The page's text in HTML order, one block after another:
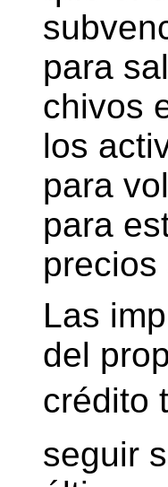
para
chivos
los
para
para
precios
Las
del
crédito
seguir